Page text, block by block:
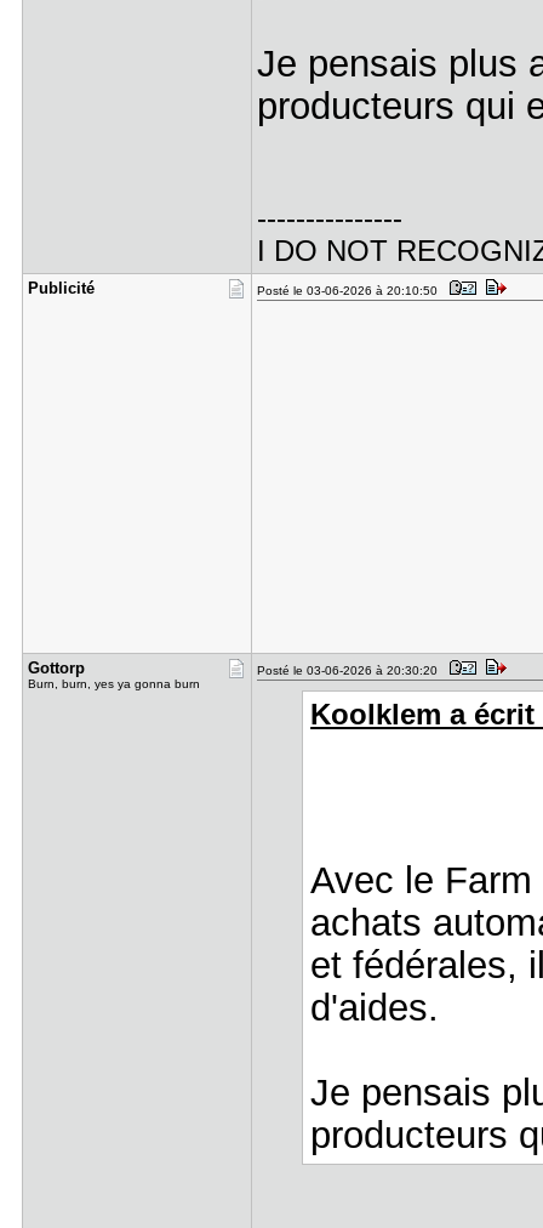
Je pensais plus
producteurs qui
---------------
I DO NOT
Publicité Posté le 03-06-2026 à 20:10:50
Gottorp
Burn, burn, yes ya gonna burn
Posté le 03-06-2026 à 20:30:20
Koolklem a écrit
Avec le
achats
et fédérales,
d'aides.
Je pensais
producteurs